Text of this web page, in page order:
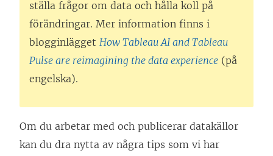
ställa frågor om data och hålla koll på
förändringar. Mer information finns i
blogginlägget How Tableau AI and Tableau
Pulse are reimagining the data experience (på
engelska).
Om du arbetar med och publicerar datakällor
kan du dra nytta av några tips som vi har